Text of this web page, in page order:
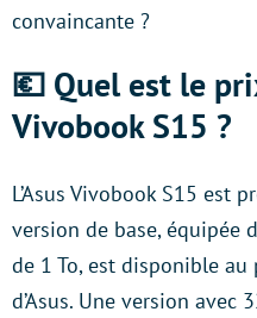
convaincante ?
💶 Quel est le
Vivobook S15 ?
L’Asus Vivobook S15 est
version de base, équipée
de 1 To, est disponible
d’Asus. Une version avec